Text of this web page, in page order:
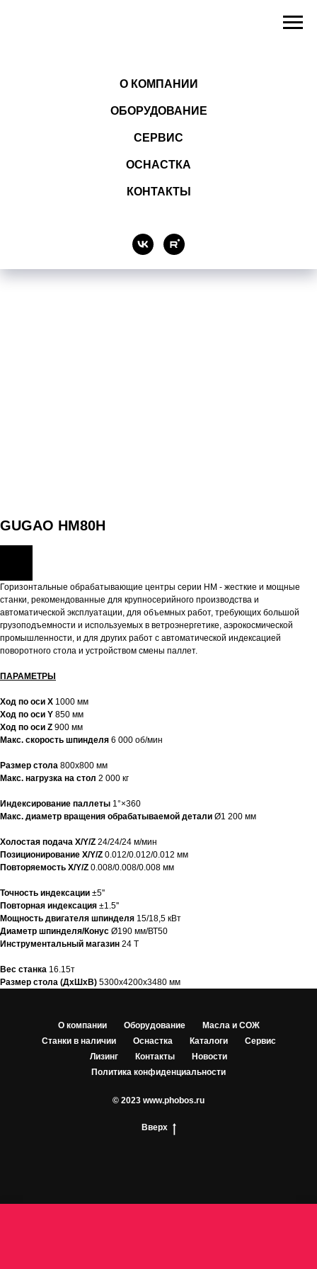
О КОМПАНИИ
ОБОРУДОВАНИЕ
СЕРВИС
ОСНАСТКА
КОНТАКТЫ
GUGAO HM80H
Горизонтальные обрабатывающие центры серии HM - жесткие и мощные
станки, рекомендованные для крупносерийного производства и
автоматической эксплуатации, для объемных работ, требующих большой
грузоподъемности и используемых в ветроэнергетике, аэрокосмической
промышленности, и для других работ с автоматической индексацией
поворотного стола и устройством смены паллет.
ПАРАМЕТРЫ
Ход по оси X 1000 мм
Ход по оси Y 850 мм
Ход по оси Z 900 мм
Макс. скорость шпинделя 6 000 об/мин
Размер стола 800х800 мм
Макс. нагрузка на стол 2 000 кг
Индексирование паллеты 1°×360
Макс. диаметр вращения обрабатываемой детали Ø1 200 мм
Холостая подача X/Y/Z 24/24/24 м/мин
Позиционирование X/Y/Z 0.012/0.012/0.012 мм
Повторяемость X/Y/Z 0.008/0.008/0.008 мм
Точность индексации ±5''
Повторная индексация ±1.5''
Мощность двигателя шпинделя 15/18,5 кВт
Диаметр шпинделя/Конус Ø190 мм/ВТ50
Инструментальный магазин 24 Т
Вес станка 16.15т
Размер стола (ДхШхВ) 5300х4200х3480 мм
О компании Оборудование
Масла и СОЖ
Станки в наличии
Оснастка Каталоги
Сервис
Лизинг
Контакты
Новости
Политика конфиденциальности
© 2023 www.phobos.ru
Вверх